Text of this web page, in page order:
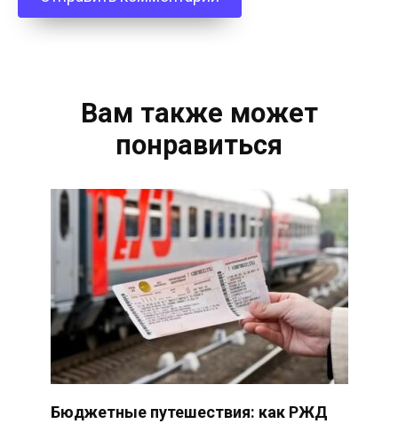
Вам также может
понравиться
Бюджетные путешествия: как РЖД